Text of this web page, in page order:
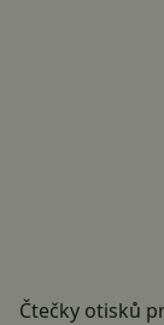
Čtečky otisků